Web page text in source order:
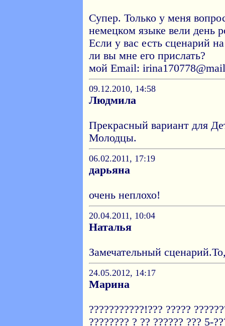
Супер. Только у меня
немецком языке вели день
Если у вас есть сценарий
ли вы мне его прислать?
мой Email:
09.12.2010, 14:58
Людмила
Прекрасный вариант для
Молодцы.
06.02.2011, 17:19
дарьяна
очень неплохо!
20.04.2011, 10:04
Наталья
Замечательный
24.05.2012, 14:17
Марина
???????????!??? ?????
???????? ? ?? ?????? ??? 5-